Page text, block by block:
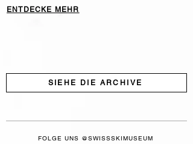
ENTDECKE MEHR
SIEHE DIE ARCHIVE
FOLGE UNS @SWISSSKIMUSEUM